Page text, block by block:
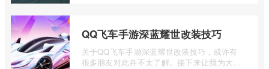
QQ飞车手游深蓝耀世改装技巧
关于QQ飞车手游深蓝耀世改装技巧，或许有
很多朋友对此并不太了解。接下来让我为大家